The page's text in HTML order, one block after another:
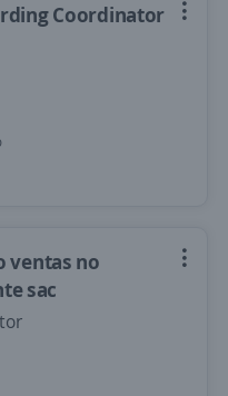
Coordinator
ventas no
sac